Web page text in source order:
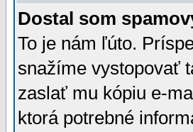
Dostal som
To je nám ľúto.
snažíme vystopovať
zaslať mu kópiu e-
ktorá potrebné